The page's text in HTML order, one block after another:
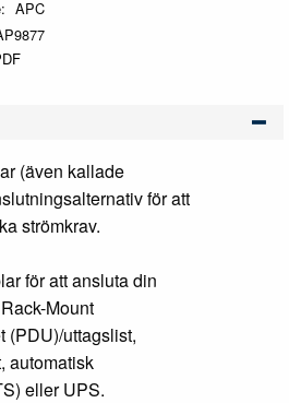
APC
(även kallade
för att
strömkrav.
för att ansluta din
Mount
(PDU)/uttagslist,
automatisk
eller UPS.